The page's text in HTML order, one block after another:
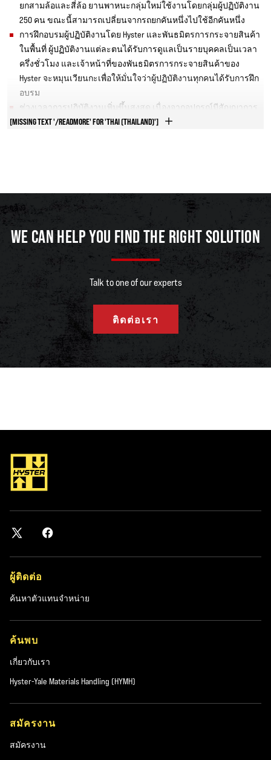
ยกสามล้อและสี่ล้อ ยานพาหนะกลุ่มใหม่ใช้งานโดยกลุ่มผู้ปฏิบัติงาน
250 คน ขณะนี้สามารถเปลี่ยนจากรถยกคันหนึ่งไปใช้อีกคันหนึ่ง
การฝึกอบรมผู้ปฏิบัติงานโดย Hyster และพันธมิตรการกระจายสินค้า
ในพื้นที่ ผู้ปฏิบัติงานแต่ละตนได้รับการดูแลเป็นรายบุคคลเป็นเวลา
ครึ่งชั่วโมง และเจ้าหน้าที่ของพันธมิตรการกระจายสินค้าของ
Hyster จะหมุนเวียนกะเพื่อให้มั่นใจว่าผู้ปฏิบัติงานทุกคนได้รับการฝึก
อบรม
ช่วงเวลาการปฏิบัติงานเพิ่มขึ้นสูงสุด เนื่องจากอุปกรณ์มีสัญญาการ
บำรุงรักษาแบบครบวงจรผ่านทาง Hyster และพันธมิตรการกระจาย
ดาวน์โหลดกรณีศึกษา
[MISSING TEXT '/READMORE' FOR 'THAI (THAILAND)']
WE CAN HELP YOU FIND THE RIGHT SOLUTION
Talk to one of our experts
ติดต่อเรา
ผู้ติดต่อ
ค้นหาตัวแทนจำหน่าย
ค้นพบ
เกี่ยวกับเรา
Hyster-Yale Materials Handling (HYMH)
สมัครงาน
สมัครงาน